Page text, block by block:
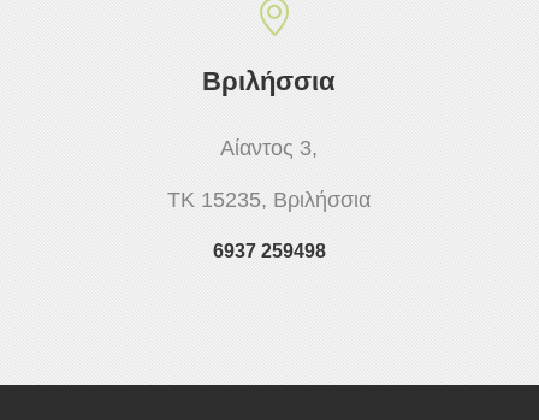
Βριλήσσια
Αίαντος 3,
ΤΚ 15235, Βριλήσσια
6937 259498